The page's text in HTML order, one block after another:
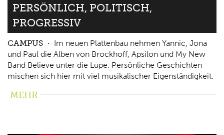
PERSÖNLICH, POLITISCH,
PROGRESSIV
CAMPUS
Im neuen Plattenbau nehmen Yannic, Jona
und Paul die Alben von Brockhoff, Apsilon und My New
Band Believe unter die Lupe. Persönliche Geschichten
mischen sich hier mit viel musikalischer Eigenständigkeit.
MEHR